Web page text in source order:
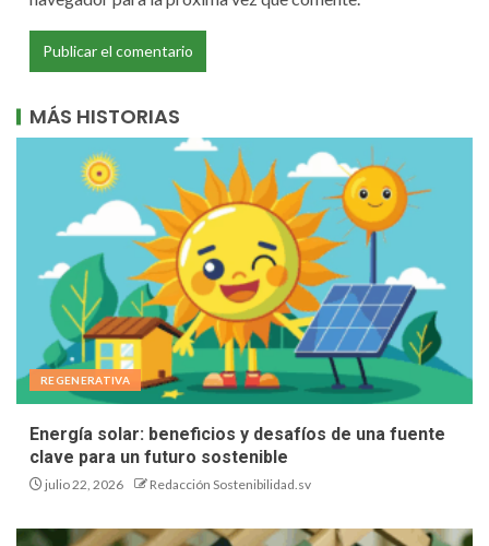
MÁS HISTORIAS
REGENERATIVA
Energía solar: beneficios y desafíos de una fuente
clave para un futuro sostenible
julio 22, 2026 Redacción Sostenibilidad.sv